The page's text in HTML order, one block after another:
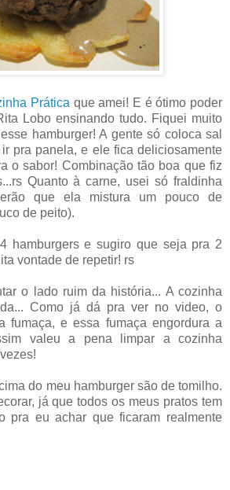
Prática que amei! E é ótimo poder
Lobo ensinando tudo. Fiquei muito
hamburger! A gente só coloca sal
pra panela, e ele fica deliciosamente
o sabor! Combinação tão boa que fiz
Quanto à carne, usei só fraldinha
que ela mistura um pouco de
de peito).
hamburgers e sugiro que seja pra 2
vontade de repetir! rs
o lado ruim da história... A cozinha
Como já dá pra ver no video, o
fumaça, e essa fumaça engordura a
valeu a pena limpar a cozinha
do meu hamburger são de tomilho.
já que todos os meus pratos tem
pra eu achar que ficaram realmente